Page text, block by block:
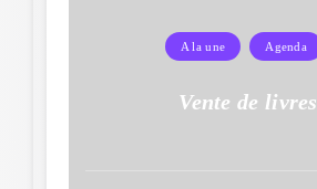
A la une Agenda
Vente de livres